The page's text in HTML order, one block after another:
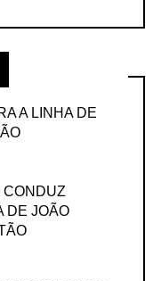
A LINHA DE
CONDUZ
DE JOÃO